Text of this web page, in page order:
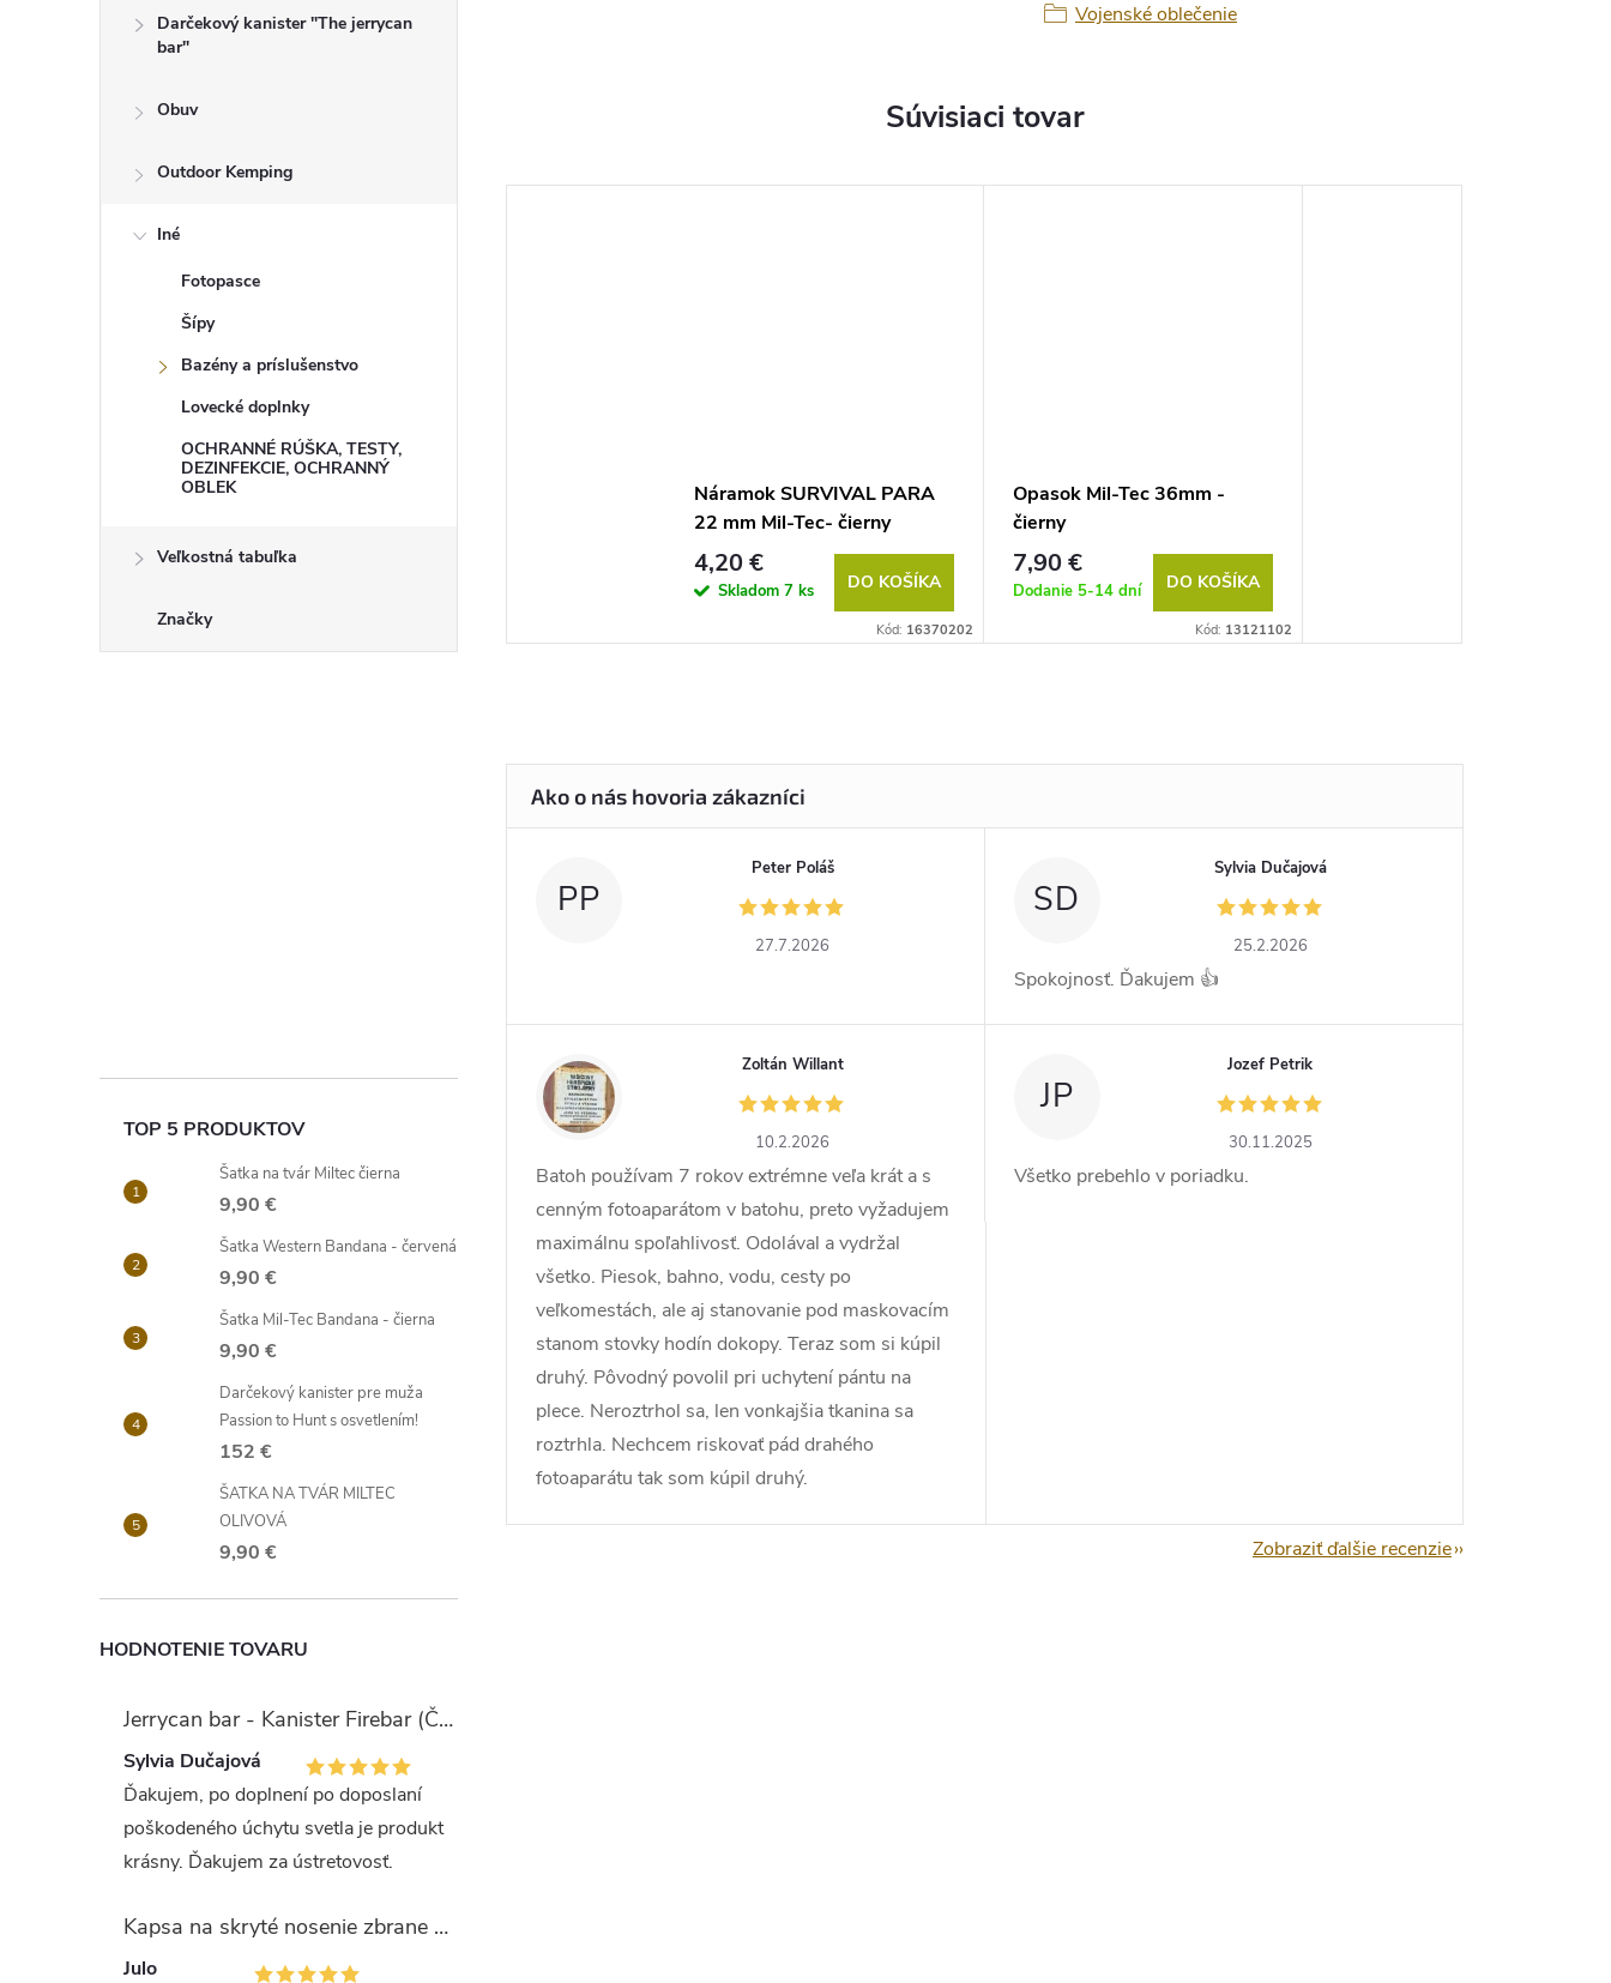
Darčekový kanister "The jerrycan
bar"
Obuv
Outdoor Kemping
Iné
Fotopasce
Šípy
Bazény a príslušenstvo
Lovecké doplnky
OCHRANNÉ RÚŠKA, TESTY,
DEZINFEKCIE, OCHRANNÝ
OBLEK
Veľkostná tabuľka
Značky
TOP 5 PRODUKTOV
Šatka na tvár Miltec čierna
9,90 €
Šatka Western Bandana - červená
9,90 €
Šatka Mil-Tec Bandana - čierna
9,90 €
Darčekový kanister pre muža
Passion to Hunt s osvetlením!
152 €
ŠATKA NA TVÁR MILTEC
OLIVOVÁ
9,90 €
HODNOTENIE TOVARU
Jerrycan bar - Kanister Firebar (Červený)
Sylvia Dučajová
Ďakujem, po doplnení po doposlaní
poškodeného úchytu svetla je produkt
krásny. Ďakujem za ústretovosť.
Kapsa na skryté nosenie zbrane OLIVA (veľkosť Glock 17/19)
Julo
Vojenské oblečenie
Súvisiaci tovar
Náramok SURVIVAL PARA
22 mm Mil-Tec- čierny
4,20 €
Skladom 7 ks DO KOŠÍKA
Kód: 16370202
Opasok Mil-Tec 36mm -
čierny
7,90 €
Dodanie 5-14 dní DO KOŠÍKA
Kód: 13121102
PP
Peter Poláš
27.7.2026
SD
Sylvia Dučajová
25.2.2026
Spokojnosť. Ďakujem 👍
ZW
Zoltán Willant
10.2.2026
Batoh používam 7 rokov extrémne veľa krát a s
cenným fotoaparátom v batohu, preto vyžadujem
maximálnu spoľahlivosť. Odolával a vydržal
všetko. Piesok, bahno, vodu, cesty po
veľkomestách, ale aj stanovanie pod maskovacím
stanom stovky hodín dokopy. Teraz som si kúpil
druhý. Pôvodný povolil pri uchytení pántu na
plece. Neroztrhol sa, len vonkajšia tkanina sa
roztrhla. Nechcem riskovať pád drahého
fotoaparátu tak som kúpil druhý.
JP
Jozef Petrik
30.11.2025
Všetko prebehlo v poriadku.
Zobraziť ďalšie recenzie